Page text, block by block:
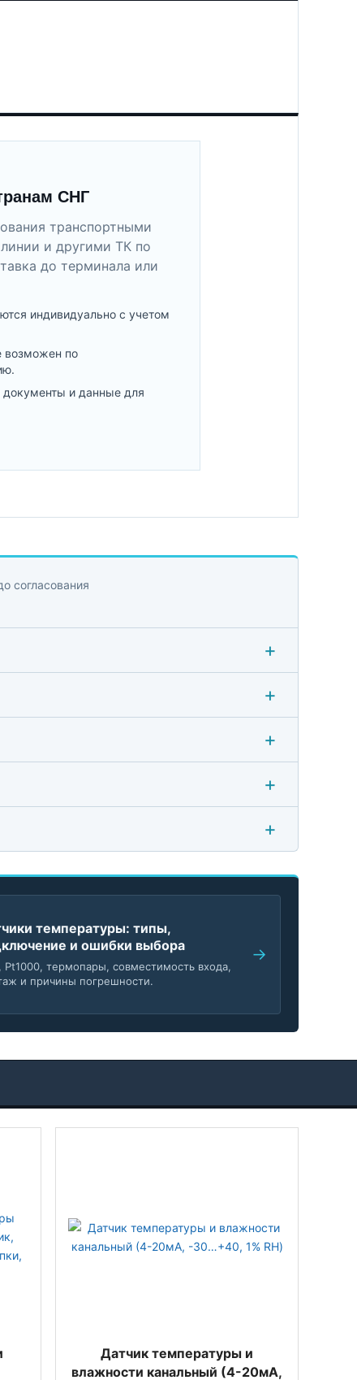
СНГ
транспортными
и другими ТК по
до терминала или
индивидуально с учетом
возможен по
документы и данные для
согласования
температуры: типы,
и ошибки выбора
Pt1000, термопары, совместимость входа,
и причины погрешности.
Датчик температуры и
влажности канальный (4-20мА,